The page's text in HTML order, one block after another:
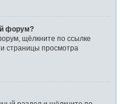
форум?
щёлкните по ссылке
страницы просмотра